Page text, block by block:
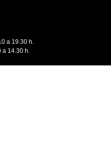
a 19.30 h.
a 14.30 h.